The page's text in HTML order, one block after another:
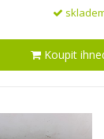
Koupit